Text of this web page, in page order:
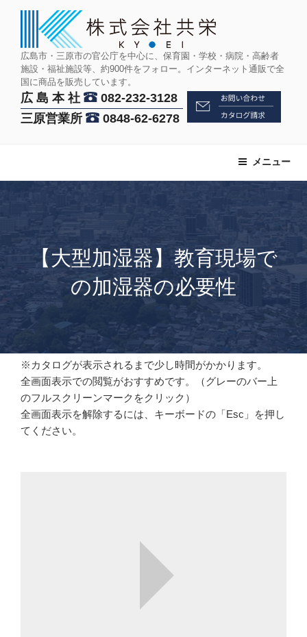
広島市・三原市の官公庁を中心に、保育園・学校・病院・高齢者
施設・福祉施設等、約900件をフォロー。インターネット通販で全
国に商品を販売しています。
広 島 本 社
082-232-3128
三原営業所
0848-62-6278
メニュー
【大型加湿器】教育現場で
の加湿器の必要性
※カタログが表示されるまで少し時間がかかります。
全画面表示での閲覧がおすすめです。（グレーのバー上
のフルスクリーンマークをクリック）
全画面表示を解除するには、キーボードの「Esc」を押し
てください。